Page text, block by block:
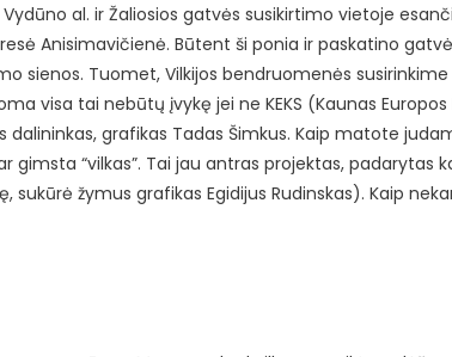
al. ir Žaliosios gatvės susikirtimo vietoje
Anisimavičienė. Būtent ši ponia ir paskatino
sienos. Tuomet, Vilkijos bendruomenės
visa tai nebūtų įvykę jei ne KEKS (Kaunas
grafikas Tadas Šimkus. Kaip matote
“vilkas”. Tai jau antras projektas, padarytas
sukūrė žymus grafikas Egidijus Rudinskas). Kaip